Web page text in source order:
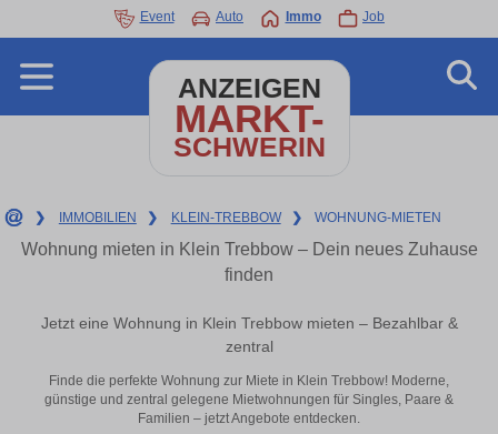
Event Auto Immo Job
ANZEIGEN
MARKT-
SCHWERIN
❯ IMMOBILIEN ❯ KLEIN-TREBBOW ❯ WOHNUNG-MIETEN
Wohnung mieten in Klein Trebbow – Dein neues Zuhause
finden
Jetzt eine Wohnung in Klein Trebbow mieten – Bezahlbar &
zentral
Finde die perfekte Wohnung zur Miete in Klein Trebbow! Moderne,
günstige und zentral gelegene Mietwohnungen für Singles, Paare &
Familien – jetzt Angebote entdecken.